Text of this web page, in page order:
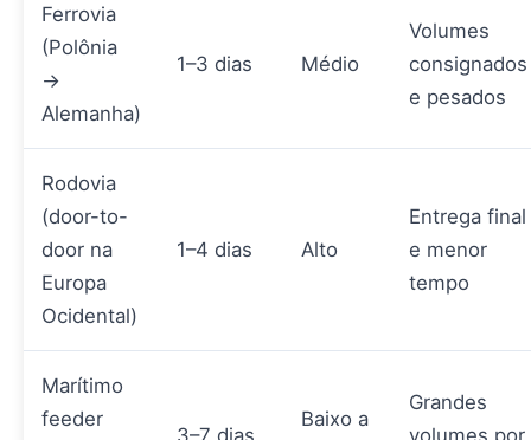
Ferrovia
(Polônia
→
Alemanha)
1–3 dias Médio
Volumes
consignados
e pesados
Rodovia
(door-to-
door na
Europa
Ocidental)
1–4 dias Alto
Entrega final
e menor
tempo
Marítimo
feeder
3–7 dias
Baixo a
Grandes
volumes por